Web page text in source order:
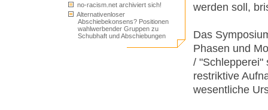
no-racism.net archiviert sich!
Alternativenloser
Abschiebekonsens? Positionen
wahlwerbender Gruppen zu
Schubhaft und Abschiebungen
werden soll,
Das
Phasen und
/ "Schlepperei"
restriktive
wesentliche